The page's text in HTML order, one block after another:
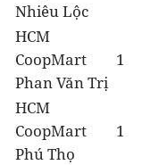
Nhiêu Lộc
HCM
CoopMart
Phan Văn Trị
1
HCM
CoopMart
Phú Thọ
1